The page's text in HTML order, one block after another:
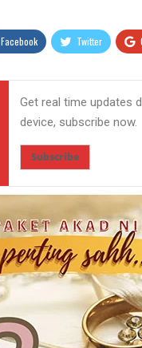
Facebook Twitter
Get real time updates
device, subscribe now.
Subscribe